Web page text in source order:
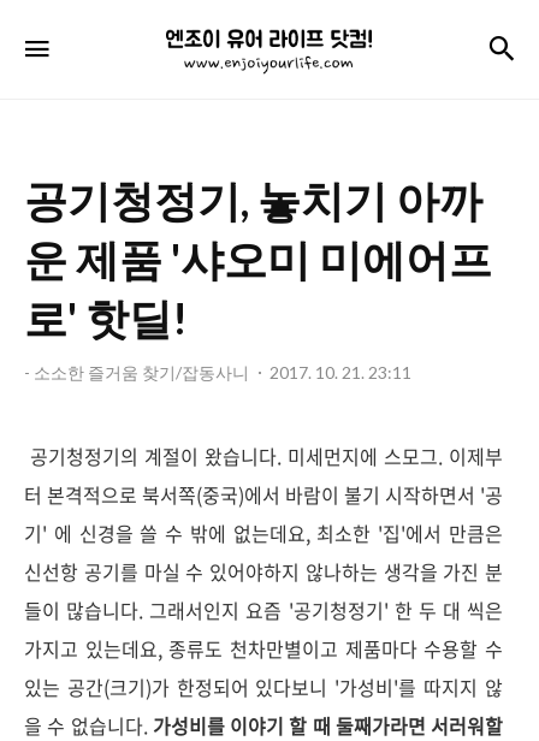
엔
조
어
라
닷
공기청정기, 놓치기 아까
운 제품 '샤오미 미에어프
로' 핫딜!
- 소소한 즐거움 찾기/잡동사니 2017. 10. 21. 23:11
공기청정기의 계절이 왔습니다. 미세먼지에 스모그. 이제부
터 본격적으로 북서쪽(중국)에서 바람이 불기 시작하면서 '공
기' 에 신경을 쓸 수 밖에 없는데요, 최소한 '집'에서 만큼은
신선항 공기를 마실 수 있어야하지 않나하는 생각을 가진 분
들이 많습니다. 그래서인지 요즘 '공기청정기' 한 두 대 씩은
가지고 있는데요, 종류도 천차만별이고 제품마다 수용할 수
있는 공간(크기)가 한정되어 있다보니 '가성비'를 따지지 않
을 수 없습니다. 가성비를 이야기 할 때 둘째가라면 서러워할